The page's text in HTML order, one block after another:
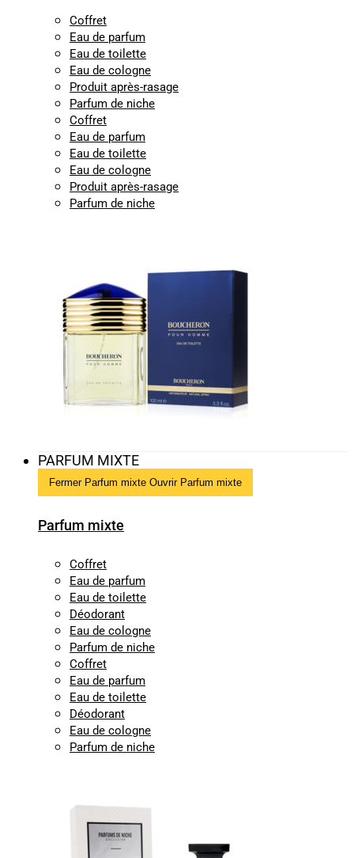
Coffret
Eau de parfum
Eau de toilette
Eau de cologne
Produit après-rasage
Parfum de niche
Coffret
Eau de parfum
Eau de toilette
Eau de cologne
Produit après-rasage
Parfum de niche
PARFUM MIXTE
Fermer Parfum mixte Ouvrir Parfum mixte
Parfum mixte
Coffret
Eau de parfum
Eau de toilette
Déodorant
Eau de cologne
Parfum de niche
Coffret
Eau de parfum
Eau de toilette
Déodorant
Eau de cologne
Parfum de niche